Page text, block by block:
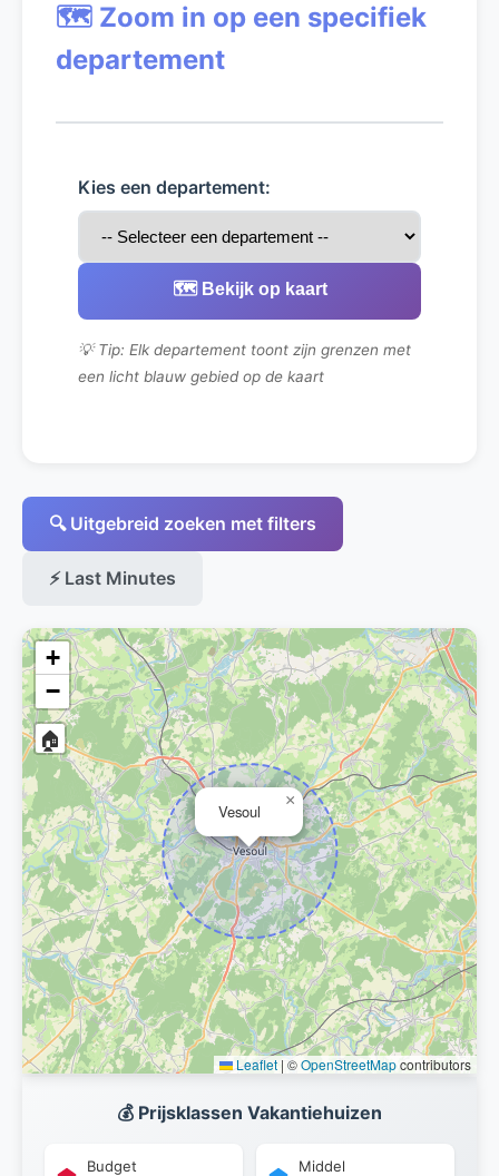
🗺️ Zoom in op een specifiek
departement
Kies een departement:
🗺️ Bekijk op kaart
💡 Tip: Elk departement toont zijn grenzen met
een licht blauw gebied op de kaart
🔍 Uitgebreid zoeken met filters
⚡ Last Minutes
Vesoul
×
+
−
🏠
Leaflet | ©OpenStreetMapcontributors
💰 Prijsklassen Vakantiehuizen
Budget Middel